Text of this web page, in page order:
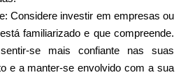
Considere investir em empresas ou
familiarizado e que compreende.
se mais confiante nas suas
e a manter-se envolvido com a sua